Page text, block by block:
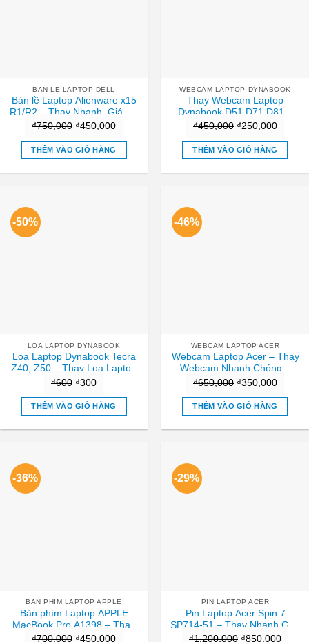
BAN LE LAPTOP DELL
Bản lề Laptop Alienware x15
R1/R2 – Thay Nhanh, Giá Rẻ
Tại TPHCM
₫750,000 Giá
gốc
là:
₫450,000Giá
hiện
THÊM VÀO GIỎ HÀNG
WEBCAM LAPTOP DYNABOOK
Thay Webcam Laptop
Dynabook D51 D71 D81 –
Nhanh chóng Trung tâm
₫450,000 Giá
gốc
là:
₫250,000Giá
hiện
THÊM VÀO GIỎ HÀNG
-50%
LOA LAPTOP DYNABOOK
Loa Laptop Dynabook Tecra
Z40, Z50 – Thay Loa Laptop
TPHCM Nhanh, Giá Rẻ
₫600 Giá
gốc
là:
₫300Giá
hiện
tại
THÊM VÀO GIỎ HÀNG
-46%
WEBCAM LAPTOP ACER
Webcam Laptop Acer – Thay
Webcam Nhanh Chóng –
Trung Tâm TPHCM
₫650,000 Giá
gốc
là:
₫350,000Giá
hiện
THÊM VÀO GIỎ HÀNG
-36%
BAN PHIM LAPTOP APPLE
Bàn phím Laptop APPLE
MacBook Pro A1398 – Thay
Nhanh – Giá Rẻ TPHCM
₫700,000 Giá
₫450,000Giá
-29%
PIN LAPTOP ACER
Pin Laptop Acer Spin 7
SP714-51 – Thay Nhanh Gần
Đây Nhất
₫1,200,000 Giá
₫850,000Giá